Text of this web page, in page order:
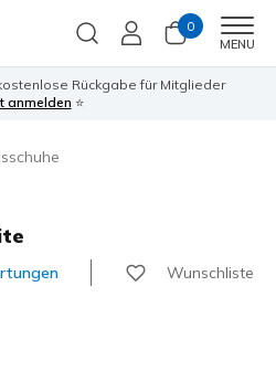
0
MENU
Rückgabe für Mitglieder
anmelden ⭐
Wunschliste